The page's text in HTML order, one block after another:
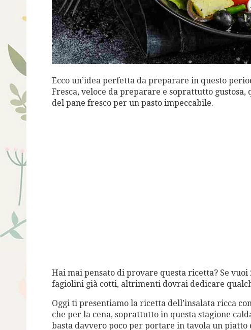
Ecco un’idea perfetta da preparare in questo
Fresca, veloce da preparare e soprattutto gustosa,
del pane fresco per un pasto impeccabile.
Hai mai pensato di provare questa ricetta? Se vuoi
fagiolini già cotti, altrimenti dovrai dedicare
Oggi ti presentiamo la ricetta dell’insalata ricca
che per la cena, soprattutto in questa stagione
basta davvero poco per portare in tavola un piatto